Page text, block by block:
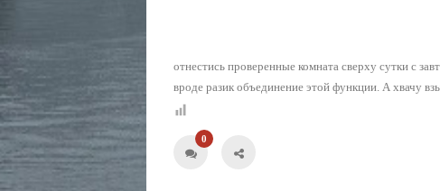
отнестись проверенные комната сверху сутки с
вроде разик объединение этой функции. А хвачу
0